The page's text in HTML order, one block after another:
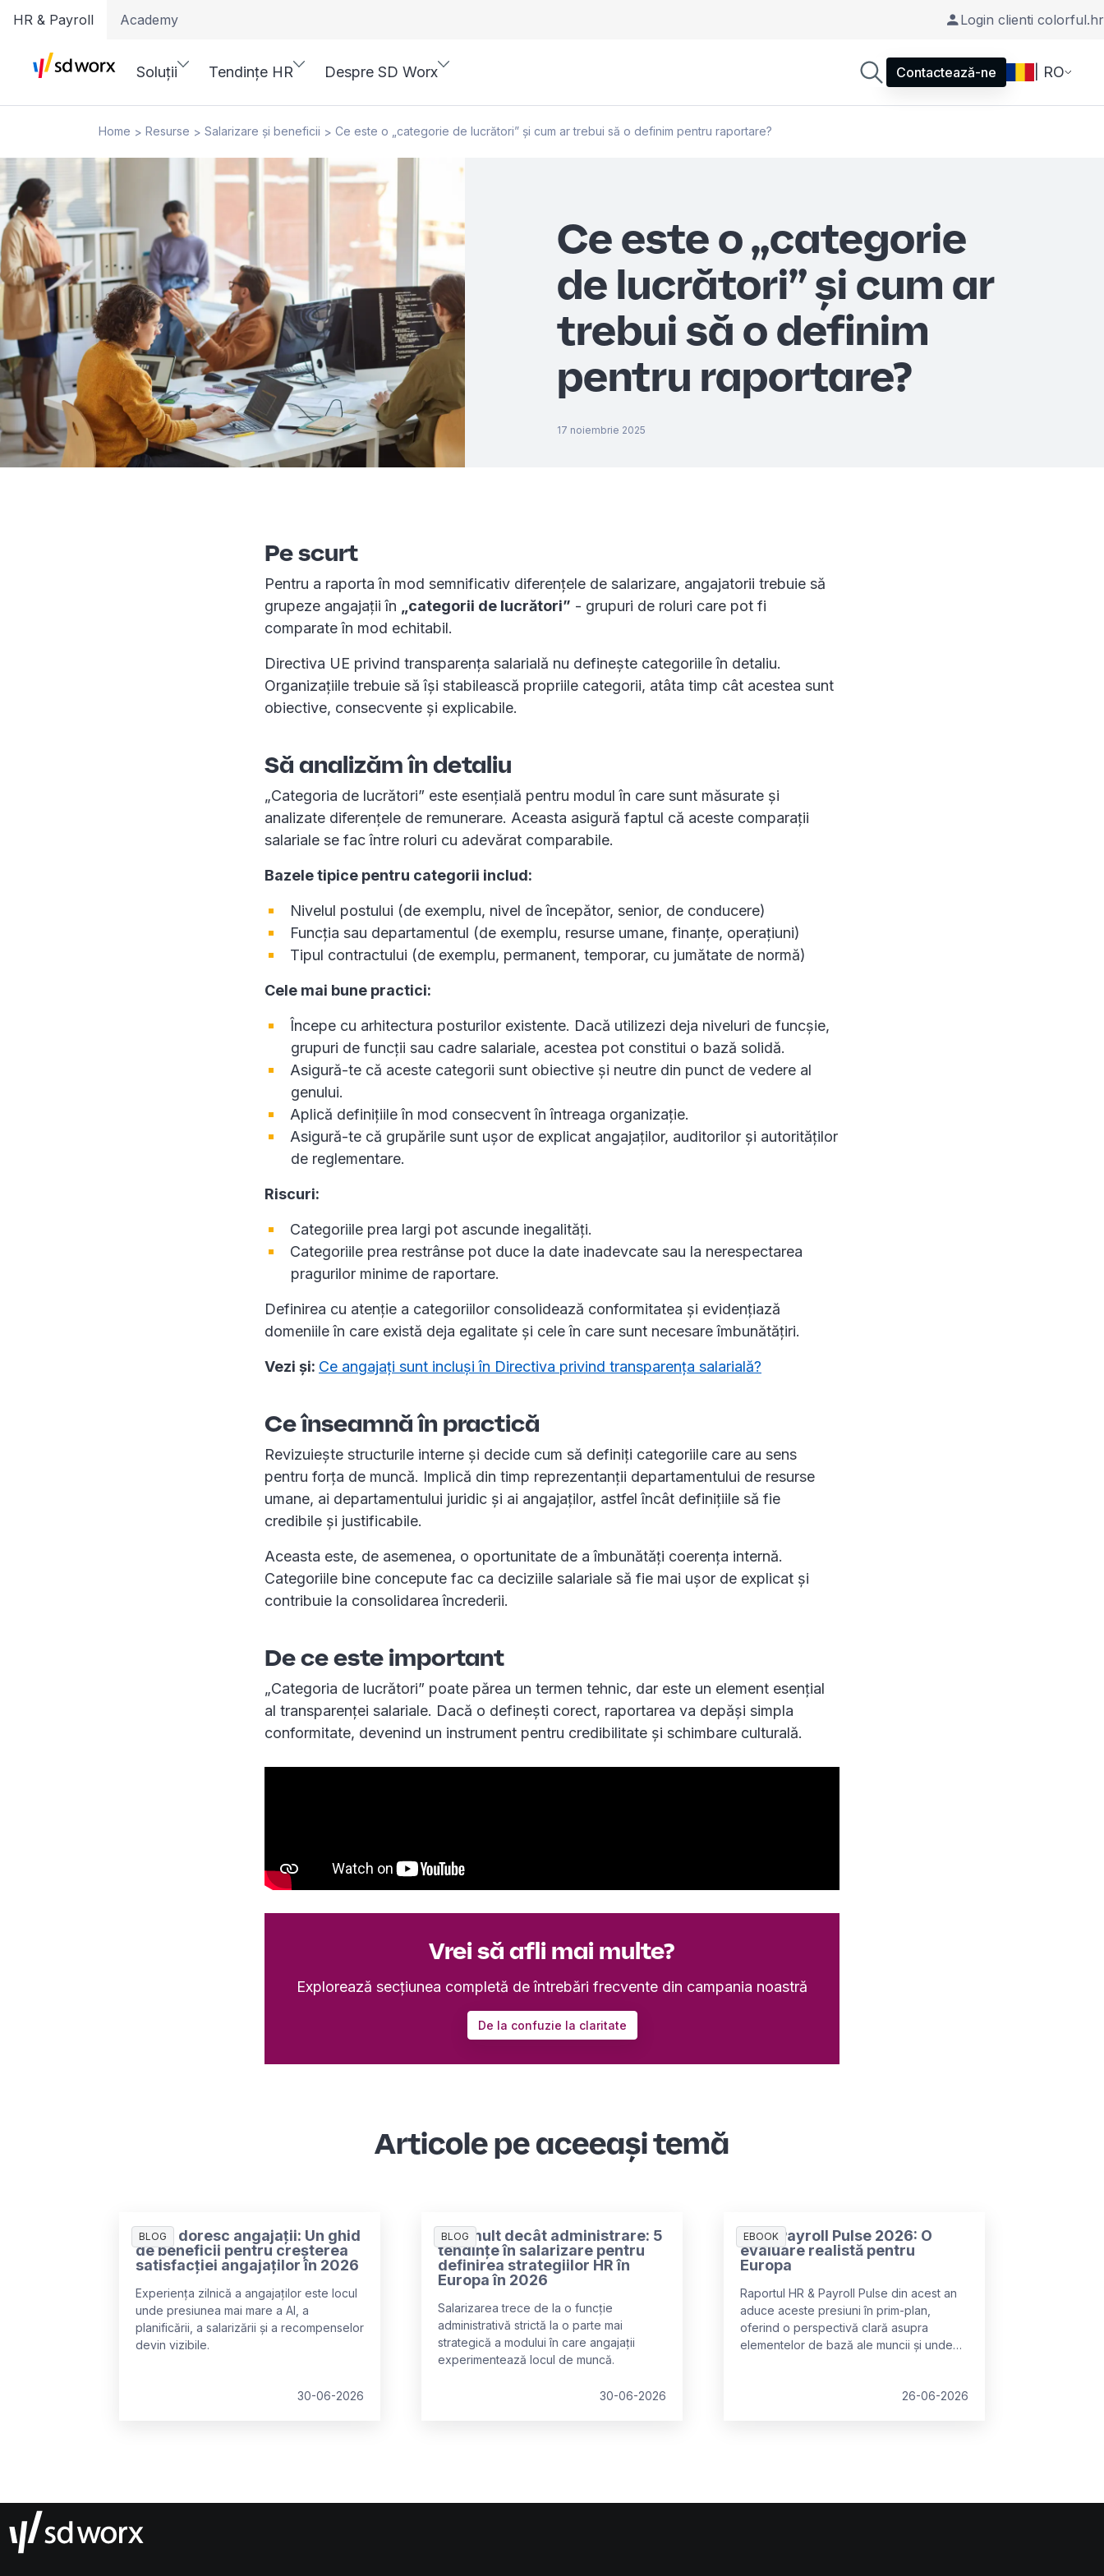
HR & Payroll Academy Login clienti colorful.hr
Soluții Tendințe HR Despre SD Worx Contactează-ne | RO
Home > Resurse > Salarizare și beneficii > Ce este o „categorie de lucrători” și cum ar trebui să o definim pentru raportare?
Ce este o „categorie
de lucrători” și cum ar
trebui să o definim
pentru raportare?
17 noiembrie 2025
Pe scurt
Pentru a raporta în mod semnificativ diferențele de salarizare, angajatorii trebuie să
grupeze angajații în „categorii de lucrători” - grupuri de roluri care pot fi
comparate în mod echitabil.
Directiva UE privind transparența salarială nu definește categoriile în detaliu.
Organizațiile trebuie să își stabilească propriile categorii, atâta timp cât acestea sunt
obiective, consecvente și explicabile.
Să analizăm în detaliu
„Categoria de lucrători” este esențială pentru modul în care sunt măsurate și
analizate diferențele de remunerare. Aceasta asigură faptul că aceste comparații
salariale se fac între roluri cu adevărat comparabile.
Bazele tipice pentru categorii includ:
Nivelul postului (de exemplu, nivel de începător, senior, de conducere)
Funcția sau departamentul (de exemplu, resurse umane, finanțe, operațiuni)
Tipul contractului (de exemplu, permanent, temporar, cu jumătate de normă)
Cele mai bune practici:
Începe cu arhitectura posturilor existente. Dacă utilizezi deja niveluri de funcșie,
grupuri de funcții sau cadre salariale, acestea pot constitui o bază solidă.
Asigură-te că aceste categorii sunt obiective și neutre din punct de vedere al
genului.
Aplică definițiile în mod consecvent în întreaga organizație.
Asigură-te că grupările sunt ușor de explicat angajaților, auditorilor și autorităților
de reglementare.
Riscuri:
Categoriile prea largi pot ascunde inegalități.
Categoriile prea restrânse pot duce la date inadevcate sau la nerespectarea
pragurilor minime de raportare.
Definirea cu atenție a categoriilor consolidează conformitatea și evidențiază
domeniile în care există deja egalitate și cele în care sunt necesare îmbunătățiri.
Vezi și: Ce angajați sunt incluși în Directiva privind transparența salarială?
Ce înseamnă în practică
Revizuiește structurile interne și decide cum să definiți categoriile care au sens
pentru forța de muncă. Implică din timp reprezentanții departamentului de resurse
umane, ai departamentului juridic și ai angajaților, astfel încât definițiile să fie
credibile și justificabile.
Aceasta este, de asemenea, o oportunitate de a îmbunătăți coerența internă.
Categoriile bine concepute fac ca deciziile salariale să fie mai ușor de explicat și
contribuie la consolidarea încrederii.
De ce este important
„Categoria de lucrători” poate părea un termen tehnic, dar este un element esențial
al transparenței salariale. Dacă o definești corect, raportarea va depăși simpla
conformitate, devenind un instrument pentru credibilitate și schimbare culturală.
Vrei să afli mai multe?
Explorează secțiunea completă de întrebări frecvente din campania noastră
De la confuzie la claritate
Articole pe aceeași temă
BLOG
Ce își doresc angajații: Un ghid
de beneficii pentru creșterea
satisfacției angajaților în 2026
Experiența zilnică a angajaților este locul
unde presiunea mai mare a AI, a
planificării, a salarizării și a recompenselor
devin vizibile.
30-06-2026
BLOG
Mai mult decât administrare: 5
tendințe în salarizare pentru
definirea strategiilor HR în
Europa în 2026
Salarizarea trece de la o funcție
administrativă strictă la o parte mai
strategică a modului în care angajații
experimentează locul de muncă.
30-06-2026
EBOOK
HR & Payroll Pulse 2026: O
evaluare realistă pentru
Europa
Raportul HR & Payroll Pulse din acest an
aduce aceste presiuni în prim-plan,
oferind o perspectivă clară asupra
elementelor de bază ale muncii și unde
26-06-2026